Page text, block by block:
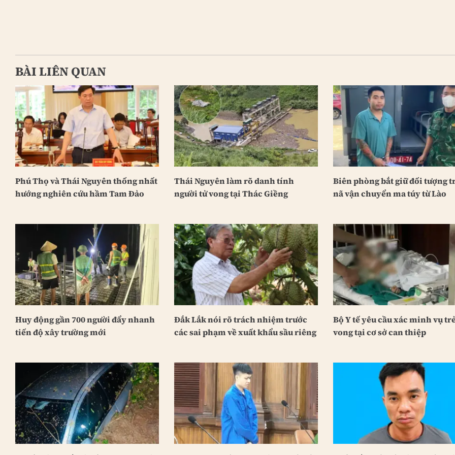
BÀI LIÊN QUAN
Phú Thọ và Thái Nguyên thống nhất
hướng nghiên cứu hầm Tam Đảo
Thái Nguyên làm rõ danh tính
người tử vong tại Thác Giềng
Biên phòng bắt giữ đối tượng
nã vận chuyển ma túy từ Lào
Huy động gần 700 người đẩy nhanh
tiến độ xây trường mới
Đắk Lắk nói rõ trách nhiệm trước
các sai phạm về xuất khẩu sầu riêng
Bộ Y tế yêu cầu xác minh vụ
vong tại cơ sở can thiệp